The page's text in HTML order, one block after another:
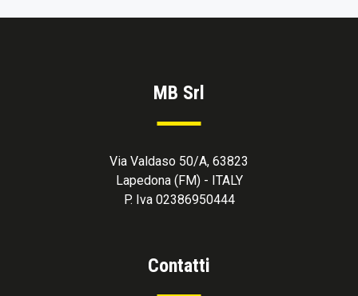
MB Srl
Via Valdaso 50/A, 63823
Lapedona (FM) - ITALY
P. Iva 02386950444
Contatti